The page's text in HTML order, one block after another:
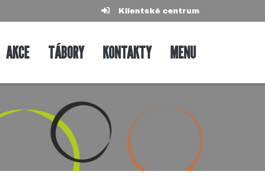
Klientské centrum
AKCE TÁBORY KONTAKTY MENU